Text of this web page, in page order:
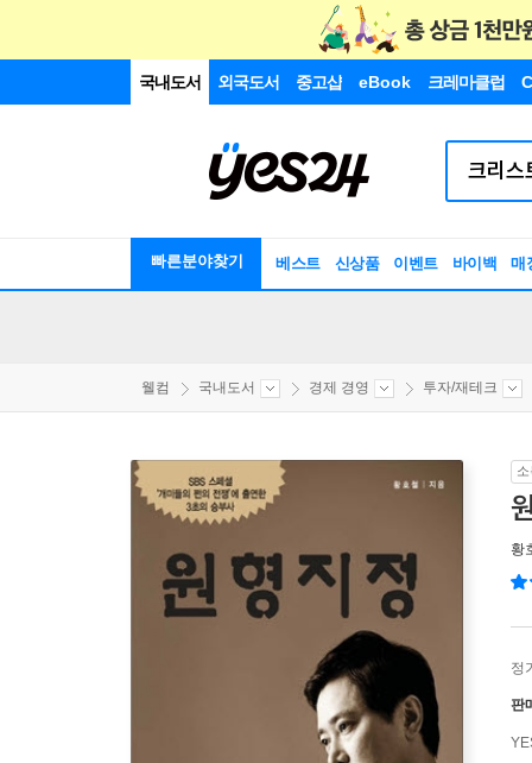
국내도서 외국도서 중고샵 eBook 크레마클럽
빠른분야찾기 베스트 신상품 이벤트 바이백 매
웰컴 국내도서 경제 경영 투자/재테크
황
정
판